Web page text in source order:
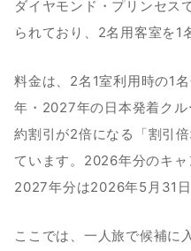
ダイヤモンド・プリンセス
られており、2名用客室を1
料金は、2名1室利用時の1
年・2027年の日本発着ク
約割引が2倍になる「割引
ています。2026年分のキャ
2027年分は2026年5月31日
ここでは、一人旅で候補に